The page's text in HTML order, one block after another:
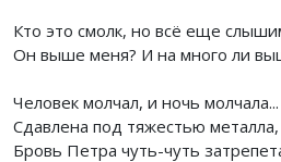
Кто это смолк, но всё еще
Он выше меня? И на много ли
Человек молчал, и ночь молчала...
Сдавлена под тяжестью металла,
Бровь Петра чуть-чуть